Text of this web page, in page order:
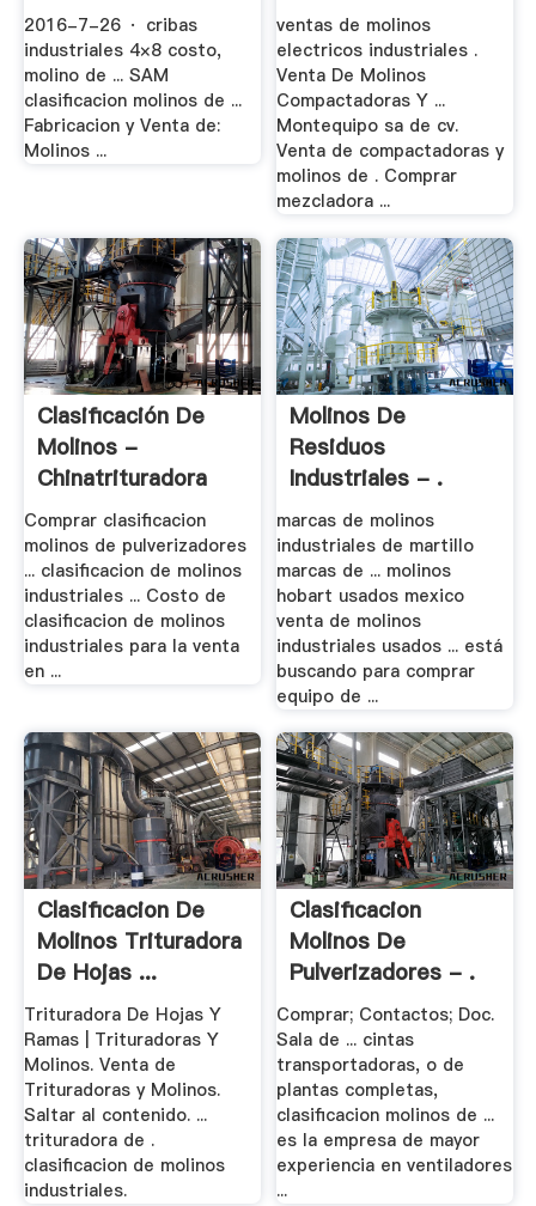
2016-7-26 · cribas
industriales 4×8 costo,
molino de ... SAM
clasificacion molinos de ...
Fabricacion y Venta de:
Molinos ...
ventas de molinos
electricos industriales .
Venta De Molinos
Compactadoras Y ...
Montequipo sa de cv.
Venta de compactadoras y
molinos de . Comprar
mezcladora ...
Clasificación De
Molinos -
Chinatrituradora
Comprar clasificacion
molinos de pulverizadores
... clasificacion de molinos
industriales ... Costo de
clasificacion de molinos
industriales para la venta
en ...
Molinos De
Residuos
Industriales - .
marcas de molinos
industriales de martillo
marcas de ... molinos
hobart usados mexico
venta de molinos
industriales usados ... está
buscando para comprar
equipo de ...
Clasificacion De
Molinos Trituradora
De Hojas ...
Trituradora De Hojas Y
Ramas | Trituradoras Y
Molinos. Venta de
Trituradoras y Molinos.
Saltar al contenido. ...
trituradora de .
clasificacion de molinos
industriales.
Clasificacion
Molinos De
Pulverizadores - .
Comprar; Contactos; Doc.
Sala de ... cintas
transportadoras, o de
plantas completas,
clasificacion molinos de ...
es la empresa de mayor
experiencia en ventiladores
...